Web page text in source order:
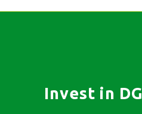
Invest in DG